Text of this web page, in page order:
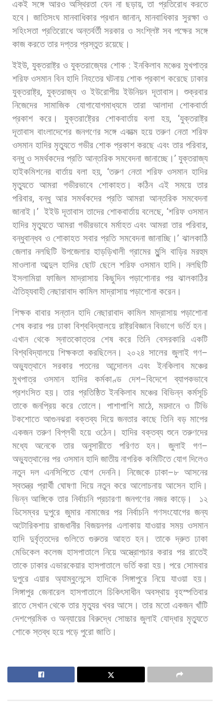
একই সঙ্গে আরও অস্থিরতা যেন না ছড়ায়,তা প্রতিরোধ করতে
হবে। জাতিসংঘ মানবাধিকার প্রধান জানান,মানবাধিকার সুরক্ষা ও
সহিংসতা প্রতিরোধে অন্তর্বর্তী সরকার ও সংশ্লিষ্ট সব পক্ষের সঙ্গে
কাজ করতে তার দপ্তর প্রস্তুত রয়েছে।
ইইউ,যুক্তরাষ্ট্র ও যুক্তরাজ্যের শোক:ইনকিলাব মঞ্চের মুখপাত্র
শরিফ ওসমান বিন হাদি নিহতের ঘটনায় শোক প্রকাশ করেছে ঢাকার
যুক্তরাষ্ট্র,যুক্তরাজ্য ও ইউরোপীয় ইউনিয়ন দূতাবাস।
শুক্রবার
নিজেদের
সামাজিক যোগাযোগমাধ্যমে তারা আলাদা
শোকবার্তা
প্রকাশ
করে। যুক্তরাষ্ট্রের শোকবার্তায় বলা হয়, ‘যুক্তরাষ্ট্র
দূতাবাস বাংলাদেশের জনগণের সঙ্গে একাত্ম হয়ে তরুণ নেতা শরিফ
ওসমান হাদির মৃত্যুতে গভীর শোক প্রকাশ করছে এবং তার পরিবার,
বন্ধু ও সমর্থকদের প্রতি আন্তরিক সমবেদনা জানাচ্ছে।’যুক্তরাজ্য
হাইকমিশনের বার্তায় বলা হয়, ‘তরুণ নেতা শরিফ ওসমান হাদির
মৃত্যুতে আমরা গভীরভাবে শোকাহত। কঠিন এই সময়ে তার
পরিবার,বন্ধু আর সমর্থকদের প্রতি আমরা আন্তরিক সমবেদনা
জানাই।’ইইউ দূতাবাস তাদের শোকবার্তায় বলেছে, ‘শরিফ ওসমান
হাদির মৃত্যুতে আমরা গভীরভাবে মর্মাহত এবং আমরা তার পরিবার,
বন্ধুবান্ধব ও শোকাহত সবার প্রতি সমবেদনা জানাচ্ছি।’ঝালকাঠি
জেলার নলছিটি উপজেলার হাড়ড়িখালী গ্রামের মুন্সি বাড়ির মরহুম
মাওলানা আব্দুল হাদির ছোট ছেলে শরিফ ওসমান হাদি। নলছিটি
ইসলামিয়া ফাজিল মাদ্রাসায় কিছুদিন পড়াশোনার পর ঝালকাঠির
ঐতিহ্যবাহী নেছারাবাদ কামিল মাদ্রাসায় পড়াশোনা করেন।
শিক্ষক বাবার সন্তান হাদি নেছারাবাদ কামিল মাদ্রাসায় পড়াশোনা
শেষ করার পর ঢাকা বিশ্ববিদ্যালয়ে রাষ্ট্রবিজ্ঞান বিভাগে ভর্তি হন।
এখান থেকে স্নাতকোত্তর শেষ করে তিনি বেসরকারি একটি
বিশ্ববিদ্যালয়ে শিক্ষকতা করছিলেন। ২০২৪ সালের জুলাই গণ–
অভ্যুত্থানে সরকার পতনের আন্দোলন এবং ইনকিলাব
মঞ্চের
মুখপাত্র
ওসমান হাদির কর্মকাণ্ড দেশ–বিদেশে
ব্যাপকভাবে
প্রশংসিত হয়। তার প্রতিষ্ঠিত ইনকিলাব মঞ্চের বিভিন্ন কর্মসূচি
তাকে জনপ্রিয় করে তোলে। পাশাপাশি মাঠে, ময়দানে ও টিভি
টকশোতে আগুনঝরা বক্তব্য দিয়ে জনতার কাছে তিনি বড় মাপের
একজন তরুণ বিপ্লবী হয়ে ওঠেন। হাদির বক্তব্য শুনে তরুণদের
মধ্যে
অনেকে তার অনুসারীতে পরিণত হন। জুলাই গণ–
অভ্যুত্থানের পর ওসমান হাদি জাতীয় নাগরিক কমিটিতে যোগ দিলেও
নতুন দল এনসিপিতে যোগ দেননি। নিজেকে ঢাকা–৮ আসনের
স্বতন্ত্র প্রার্থী ঘোষণা দিয়ে নতুন করে আলোচনায় আসেন হাদি।
ভিন্ন আঙ্গিকে তার নির্বাচনি প্রচারণা জনগণের নজর কাড়ে।
১২
ডিসেম্বর দুপুরে জুমার নামাজের পর নির্বাচনি গণসংযোগের জন্য
অটোরিকশায় রাজধানীর বিজয়নগর এলাকায় যাওয়ার সময় ওসমান
হাদি দুর্বৃত্তদের গুলিতে গুরুতর আহত হন। তাকে দ্রুত ঢাকা
মেডিকেল কলেজ হাসপাতালে নিয়ে অস্ত্রোপচার করার পর রাতেই
তাকে ঢাকার এভারকেয়ার হাসপাতালে ভর্তি করা হয়। পরে সোমবার
দুপুরে এয়ার অ্যাম্বুলেন্সে হাদিকে সিঙ্গাপুরে নিয়ে যাওয়া হয়।
সিঙ্গাপুর জেনারেল হাসপাতালে চিকিৎসাধীন অবস্থায় বৃহস্পতিবার
রাতে সেখান থেকে তার মৃত্যুর খবর আসে। তার মতো একজন খাঁটি
দেশপ্রেমিক ও অন্যায়ের বিরুদ্ধে সোচ্চার জুলাই যোদ্ধার মৃত্যুতে
শোকে স্তব্ধ হয়ে পড়ে পুরো জাতি।